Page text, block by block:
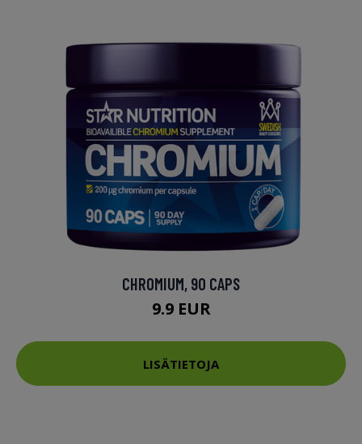
CHROMIUM, 90 CAPS
9.9 EUR
LISÄTIETOJA